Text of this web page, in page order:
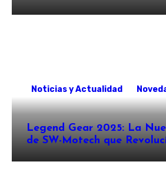
Noticias y Actualidad
Legend Gear 2025: La
de SW-Motech que